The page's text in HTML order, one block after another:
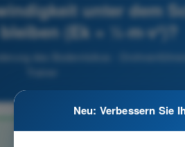
unter dem
(Ek = ½·m·v²)?
des Bodenrisikos -
Neu: Verbessern Sie